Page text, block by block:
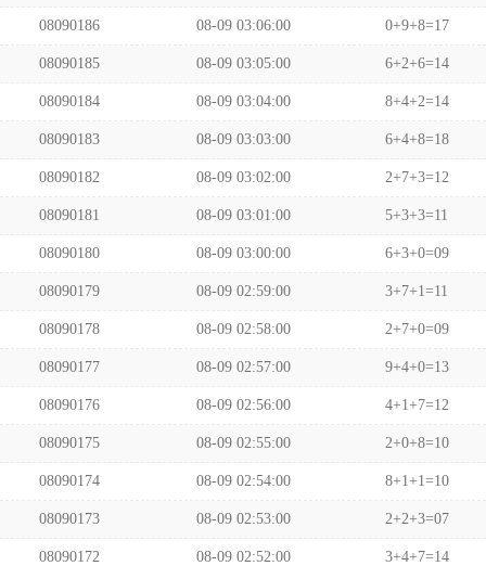
08090186 08-09 03:06:00 0+9+8=17
08090185 08-09 03:05:00 6+2+6=14
08090184 08-09 03:04:00 8+4+2=14
08090183 08-09 03:03:00 6+4+8=18
08090182 08-09 03:02:00 2+7+3=12
08090181 08-09 03:01:00 5+3+3=11
08090180 08-09 03:00:00 6+3+0=09
08090179 08-09 02:59:00 3+7+1=11
08090178 08-09 02:58:00 2+7+0=09
08090177 08-09 02:57:00 9+4+0=13
08090176 08-09 02:56:00 4+1+7=12
08090175 08-09 02:55:00 2+0+8=10
08090174 08-09 02:54:00 8+1+1=10
08090173 08-09 02:53:00 2+2+3=07
08090172 08-09 02:52:00 3+4+7=14